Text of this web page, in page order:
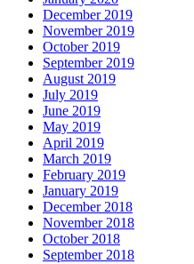
December 2019
November 2019
October 2019
September 2019
August 2019
July 2019
June 2019
May 2019
April 2019
March 2019
February 2019
January 2019
December 2018
November 2018
October 2018
September 2018